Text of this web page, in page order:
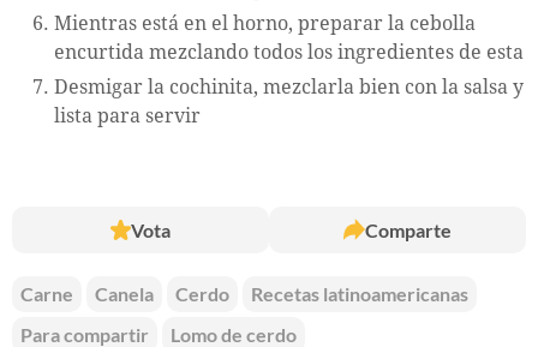
Mientras está en el horno, preparar la cebolla
encurtida mezclando todos los ingredientes de esta
Desmigar la cochinita, mezclarla bien con la salsa y
lista para servir
Vota Comparte
Carne Canela Cerdo
Recetas latinoamericanas
Para compartir
Lomo de cerdo